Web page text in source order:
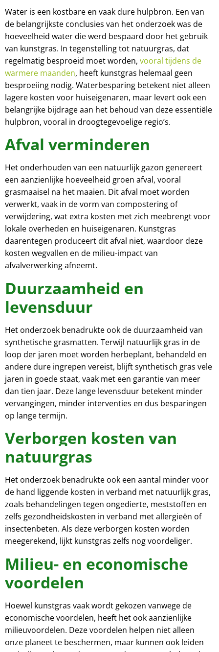
Water is een kostbare en vaak dure hulpbron. Een van
de belangrijkste conclusies van het onderzoek was de
hoeveelheid water die werd bespaard door het gebruik
van kunstgras. In tegenstelling tot natuurgras, dat
regelmatig besproeid moet worden, vooral tijdens de
warmere maanden, heeft kunstgras helemaal geen
besproeiing nodig. Waterbesparing betekent niet alleen
lagere kosten voor huiseigenaren, maar levert ook een
belangrijke bijdrage aan het behoud van deze essentiële
hulpbron, vooral in droogtegevoelige regio’s.
Afval verminderen
Het onderhouden van een natuurlijk gazon genereert
een aanzienlijke hoeveelheid groen afval, vooral
grasmaaisel na het maaien. Dit afval moet worden
verwerkt, vaak in de vorm van compostering of
verwijdering, wat extra kosten met zich meebrengt voor
lokale overheden en huiseigenaren. Kunstgras
daarentegen produceert dit afval niet, waardoor deze
kosten wegvallen en de milieu-impact van
afvalverwerking afneemt.
Duurzaamheid en
levensduur
Het onderzoek benadrukte ook de duurzaamheid van
synthetische grasmatten. Terwijl natuurlijk gras in de
loop der jaren moet worden herbeplant, behandeld en
andere dure ingrepen vereist, blijft synthetisch gras vele
jaren in goede staat, vaak met een garantie van meer
dan tien jaar. Deze lange levensduur betekent minder
vervangingen, minder interventies en dus besparingen
op lange termijn.
Verborgen kosten van
natuurgras
Het onderzoek benadrukte ook een aantal minder voor
de hand liggende kosten in verband met natuurlijk gras,
zoals behandelingen tegen ongedierte, meststoffen en
zelfs gezondheidskosten in verband met allergieën of
insectenbeten. Als deze verborgen kosten worden
meegerekend, lijkt kunstgras zelfs nog voordeliger.
Milieu- en economische
voordelen
Hoewel kunstgras vaak wordt gekozen vanwege de
economische voordelen, heeft het ook aanzienlijke
milieuvoordelen. Deze voordelen helpen niet alleen
onze planeet te beschermen, maar kunnen ook leiden